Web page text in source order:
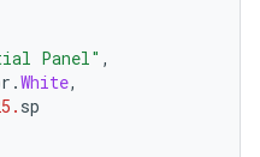
Panel" ,
.White,
sp